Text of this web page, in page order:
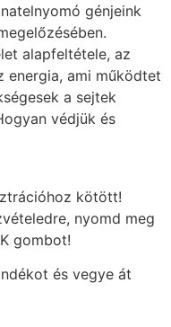
génjeink
alapfeltétele, az
energia, ami működtet
a sejtek
védjük és
kötött!
nyomd meg
gombot!
és vegye át